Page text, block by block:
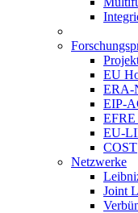
EU
ERA-
EIP-
EFRE
EU-
COST
Netzwerke
Joint